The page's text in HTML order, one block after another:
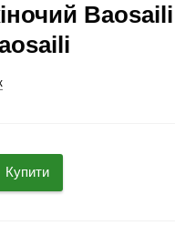
Купити